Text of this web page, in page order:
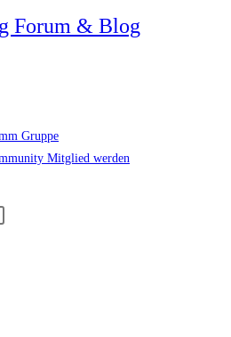
Forum & Blog
Gruppe
Mitglied werden